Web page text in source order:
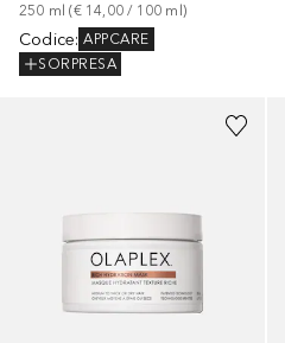
250 ml (€ 14,00 / 100 ml)
Codice: APPCARE
SORPRESA